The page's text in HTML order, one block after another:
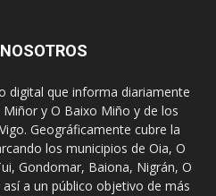
digital que informa diariamente
y O Baixo Miño y de los
Geográficamente cubre la
los municipios de Oia, O
Gondomar, Baiona, Nigrán, O
a un público objetivo de más